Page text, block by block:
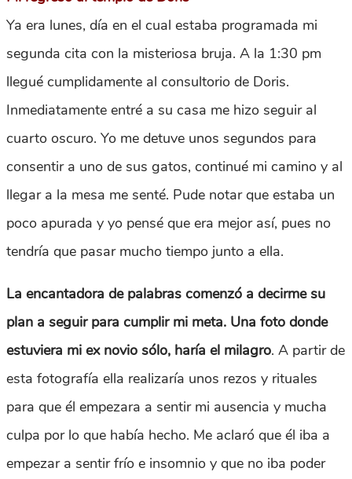
Ya era lunes, día en el cual estaba programada mi
segunda cita con la misteriosa bruja. A la 1:30 pm
llegué cumplidamente al consultorio de Doris.
Inmediatamente entré a su casa me hizo seguir al
cuarto oscuro. Yo me detuve unos segundos para
consentir a uno de sus gatos, continué mi camino y al
llegar a la mesa me senté. Pude notar que estaba un
poco apurada y yo pensé que era mejor así, pues no
tendría que pasar mucho tiempo junto a ella.
La encantadora de palabras comenzó a decirme su
plan a seguir para cumplir mi meta. Una foto donde
estuviera mi ex novio sólo, haría el milagro. A partir de
esta fotografía ella realizaría unos rezos y rituales
para que él empezara a sentir mi ausencia y mucha
culpa por lo que había hecho. Me aclaró que él iba a
empezar a sentir frío e insomnio y que no iba poder